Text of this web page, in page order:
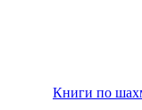
Книги по